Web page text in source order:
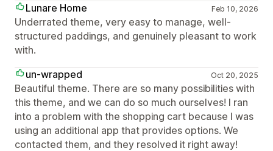
Lunare Home
Feb 10, 2026
Underrated theme, very easy to manage, well-
structured paddings, and genuinely pleasant to work
with.
un-wrapped
Oct 20, 2025
Beautiful theme. There are so many possibilities with
this theme, and we can do so much ourselves! I ran
into a problem with the shopping cart because I was
using an additional app that provides options. We
contacted them, and they resolved it right away!